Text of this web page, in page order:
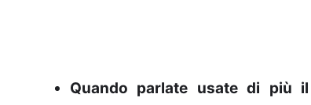
Quando parlate usate di più il